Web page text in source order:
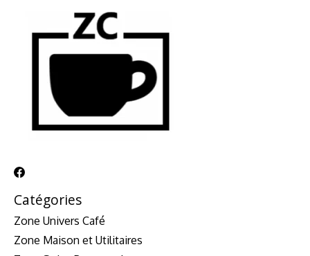
Catégories
Zone Univers Café
Zone Maison et Utilitaires